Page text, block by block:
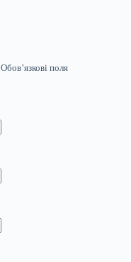
Обов’язкові поля